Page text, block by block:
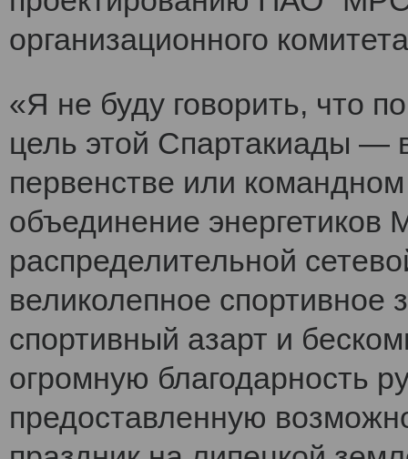
организационного
«Я не буду говорить, что
цель этой Спартакиады —
первенстве или
объединение энергетиков
распределительной
великолепное
спортивный азарт и
огромную благодарность
предоставленную